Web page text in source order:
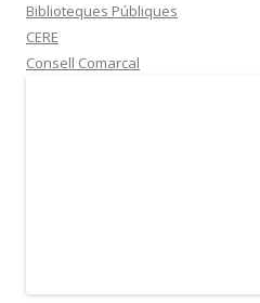
Biblioteques Públiques
CERE
Consell Comarcal